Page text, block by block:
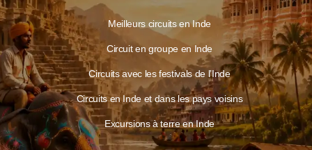
Meilleurs circuits en Inde
Circuit en groupe en Inde
Circuits avec les festivals de l’Inde
Circuits en Inde et dans les pays voisins
Excursions à terre en Inde